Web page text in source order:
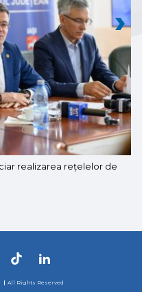
realizarea rețelelor de
All Rights Reserved